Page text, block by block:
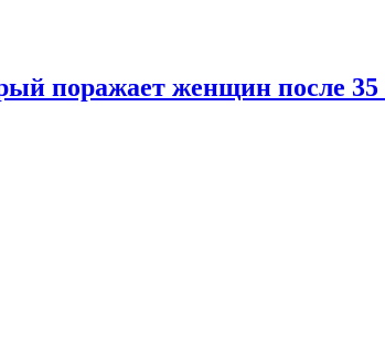
поражает женщин после 35